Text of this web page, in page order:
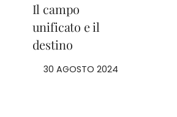
Il campo
unificato e il
destino
30 AGOSTO 2024